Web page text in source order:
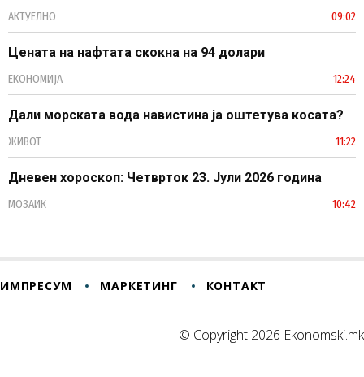
АКТУЕЛНО 09:02
Цената на нафтата скокна на 94 долари
ЕКОНОМИЈА 12:24
Дали морската вода навистина ја оштетува косата?
ЖИВОТ 11:22
Дневен хороскоп: Четврток 23. Јули 2026 година
МОЗАИК 10:42
ИМПРЕСУМ МАРКЕТИНГ КОНТАКТ
© Copyright 2026 Ekonomski.mk